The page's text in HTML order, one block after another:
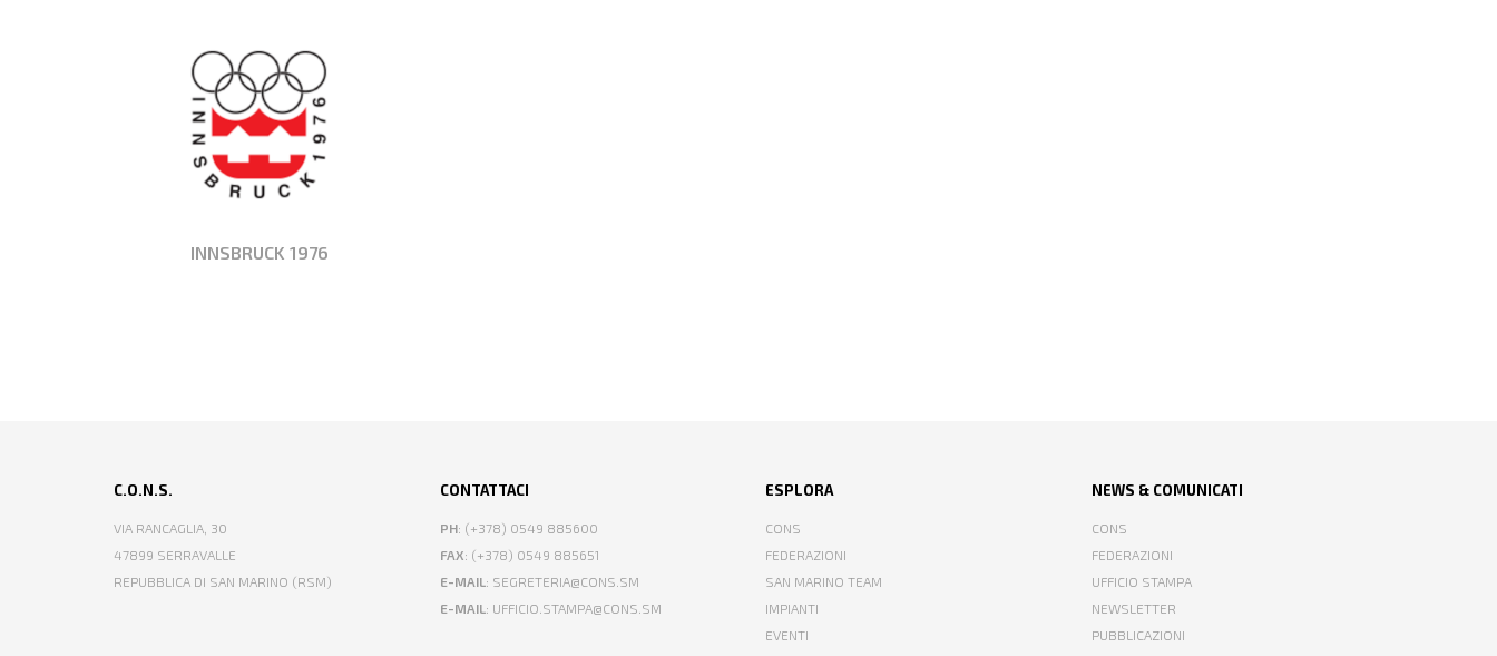
INNSBRUCK 1976
C.O.N.S.
VIA RANCAGLIA, 30
47899 SERRAVALLE
REPUBBLICA DI SAN MARINO (RSM)
CONTATTACI
PH: (+378) 0549 885600
FAX: (+378) 0549 885651
E-MAIL: SEGRETERIA@CONS.SM
E-MAIL: UFFICIO.STAMPA@CONS.SM
ESPLORA
CONS
FEDERAZIONI
SAN MARINO TEAM
IMPIANTI
EVENTI
NEWS & COMUNICATI
CONS
FEDERAZIONI
UFFICIO STAMPA
NEWSLETTER
PUBBLICAZIONI